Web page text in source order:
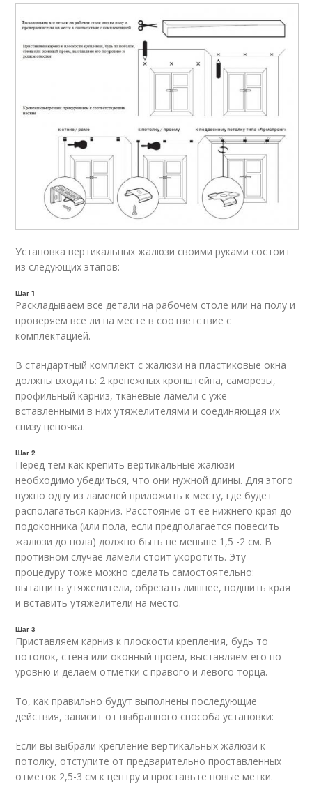
Установка вертикальных жалюзи своими руками состоит
из следующих этапов:
Шаг 1
Раскладываем все детали на рабочем столе или на полу и
проверяем все ли на месте в соответствие с
комплектацией.
В стандартный комплект с жалюзи на пластиковые окна
должны входить: 2 крепежных кронштейна, саморезы,
профильный карниз, тканевые ламели с уже
вставленными в них утяжелителями и соединяющая их
снизу цепочка.
Шаг 2
Перед тем как крепить вертикальные жалюзи
необходимо убедиться, что они нужной длины. Для этого
нужно одну из ламелей приложить к месту, где будет
располагаться карниз. Расстояние от ее нижнего края до
подоконника (или пола, если предполагается повесить
жалюзи до пола) должно быть не меньше 1,5 -2 см. В
противном случае ламели стоит укоротить. Эту
процедуру тоже можно сделать самостоятельно:
вытащить утяжелители, обрезать лишнее, подшить края
и вставить утяжелители на место.
Шаг 3
Приставляем карниз к плоскости крепления, будь то
потолок, стена или оконный проем, выставляем его по
уровню и делаем отметки с правого и левого торца.
То, как правильно будут выполнены последующие
действия, зависит от выбранного способа установки:
Если вы выбрали крепление вертикальных жалюзи к
потолку, отступите от предварительно проставленных
отметок 2,5-3 см к центру и проставьте новые метки.